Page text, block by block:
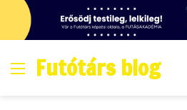
Menő
Futótárs blog